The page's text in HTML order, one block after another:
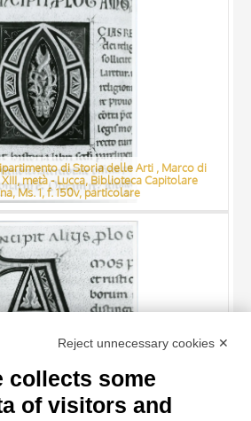
di Storia delle Arti , Marco di
metà - Lucca, Biblioteca Capitolare
Ms. 1, f. 150v, particolare
di Storia delle Arti , Marco di
AUTHOR
ARTISTA
MATERIAL AND TECHNIQUE
Reject unnecessary cookies ✕
collects some
of visitors and